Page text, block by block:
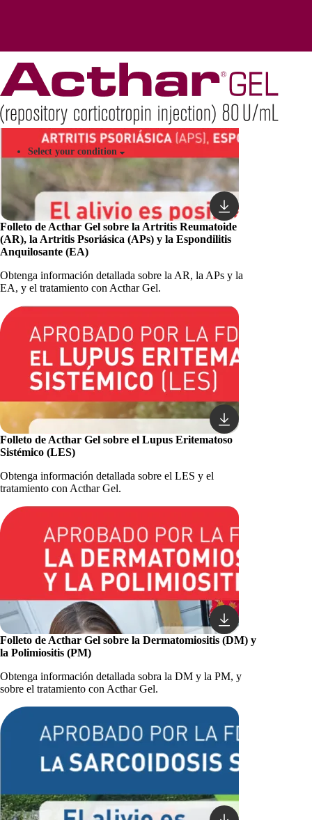
Select your condition
Comprender Acthar Gel
Folleto de Acthar Gel sobre la Artritis Reumatoide
(AR), la Artritis Psoriásica (APs) y la Espondilitis
Anquilosante (EA)
Obtenga información detallada sobre la AR, la APs y la
EA, y el tratamiento con Acthar Gel.
Folleto de Acthar Gel sobre el Lupus Eritematoso
Sistémico (LES)
Obtenga información detallada sobre el LES y el
tratamiento con Acthar Gel.
Folleto de Acthar Gel sobre la Dermatomiositis (DM) y
la Polimiositis (PM)
Obtenga información detallada sobra la DM y la PM, y
sobre el tratamiento con Acthar Gel.